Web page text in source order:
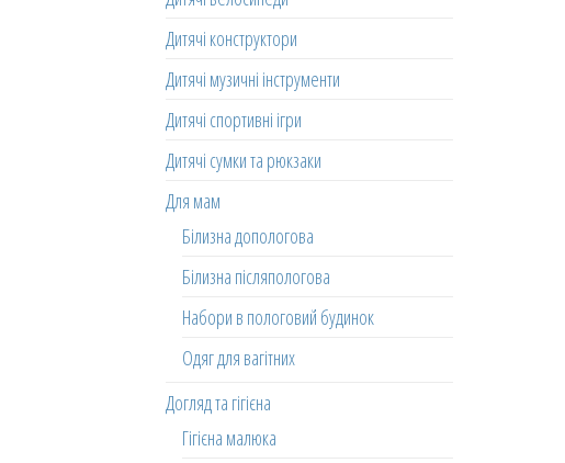
Дитячі конструктори
Дитячі музичні інструменти
Дитячі спортивні ігри
Дитячі сумки та рюкзаки
Для мам
Білизна допологова
Білизна післяпологова
Набори в пологовий будинок
Одяг для вагітних
Догляд та гігієна
Гігієна малюка